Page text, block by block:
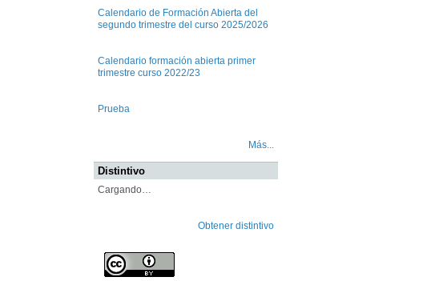
Calendario de Formación Abierta del
segundo trimestre del curso 2025/2026
Calendario formación abierta primer
trimestre curso 2022/23
Prueba
Más...
Distintivo
Cargando…
Obtener distintivo